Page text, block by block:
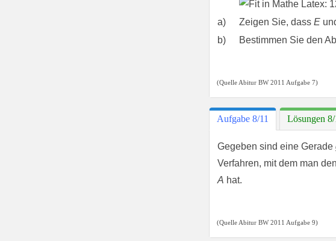
a)
Zeigen Sie, dass E
b)
Bestimmen Sie den
(Quelle Abitur BW 2011 Aufgabe 7)
Aufgabe 8/11 Lösungen 8/
Gegeben sind eine Gerade
Verfahren, mit dem man
A hat.
(Quelle Abitur BW 2011 Aufgabe 9)